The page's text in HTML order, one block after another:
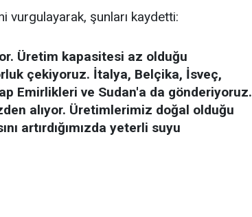
vurgulayarak, şunları kaydetti:
Üretim kapasitesi az olduğu
çekiyoruz. İtalya, Belçika, İsveç,
Emirlikleri ve Sudan'a da gönderiyoruz.
alıyor. Üretimlerimiz doğal olduğu
artırdığımızda yeterli suyu